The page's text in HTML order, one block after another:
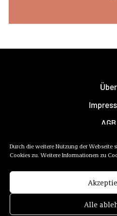
Durch die weitere Nutzung der Webseite
Cookies zu. Weitere Informationen zu
Alle
Über
AGB